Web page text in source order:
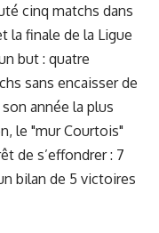
cinq matchs dans
la finale de la Ligue
but : quatre
sans encaisser de
année la plus
le "mur Courtois"
de s’effondrer : 7
bilan de 5 victoires